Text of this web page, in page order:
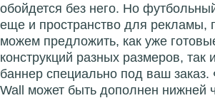
обойдется без него. Но
еще и пространство для рекламы,
можем предложить, как уже
конструкций разных размеров, так
баннер специально под ваш
Wall может быть дополнен нижней